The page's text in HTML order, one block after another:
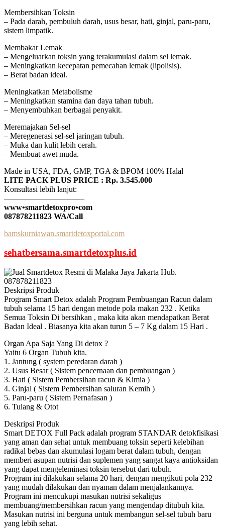
Membersihkan Toksin
– Pada darah, pembuluh darah, usus besar, hati, ginjal, paru-paru,
sistem limpatik.
Membakar Lemak
– Mengeluarkan toksin yang terakumulasi dalam sel lemak.
– Meningkatkan kecepatan pemecahan lemak (lipolisis).
– Berat badan ideal.
Meningkatkan Metabolisme
– Meningkatkan stamina dan daya tahan tubuh.
– Menyembuhkan berbagai penyakit.
Meremajakan Sel-sel
– Meregenerasi sel-sel jaringan tubuh.
– Muka dan kulit lebih cerah.
– Membuat awet muda.
Made in USA, FDA, GMP, TGA & BPOM 100% Halal
LITE PACK PLUS PRICE : Rp. 3.545.000
Konsultasi lebih lanjut:
——————————
www•smartdetoxpro•com
087878211823 WA/Call
bamskurniawan.smartdetoxportal.com
sehatbersama.smartdetoxplus.id
Deskripsi Produk
Program Smart Detox adalah Program Pembuangan Racun dalam
tubuh selama 15 hari dengan metode pola makan 232 . Ketika
Semua Toksin Di bersihkan , maka kita akan mendapatkan Berat
Badan Ideal . Biasanya kita akan turun 5 – 7 Kg dalam 15 Hari .
Organ Apa Saja Yang Di detox ?
Yaitu 6 Organ Tubuh kita.
1. Jantung ( system peredaran darah )
2. Usus Besar ( Sistem pencernaan dan pembuangan )
3. Hati ( Sistem Pembersihan racun & Kimia )
4. Ginjal ( Sistem Pembersihan saluran Kemih )
5. Paru-paru ( Sistem Pernafasan )
6. Tulang & Otot
Deskripsi Produk
Smart DETOX Full Pack adalah program STANDAR detokfisikasi
yang aman dan sehat untuk membuang toksin seperti kelebihan
radikal bebas dan akumulasi logam berat dalam tubuh, dengan
memberi asupan nutrisi dan suplemen yang sangat kaya antioksidan
yang dapat mengeleminasi toksin tersebut dari tubuh.
Program ini dilakukan selama 20 hari, dengan mengikuti pola 232
yang mudah dilakukan dan nyaman dalam menjalankannya.
Program ini mencukupi masukan nutrisi sekaligus
membuang/membersihkan racun yang mengendap ditubuh kita.
Masukan nutrisi ini berguna untuk membangun sel-sel tubuh baru
yang lebih sehat.